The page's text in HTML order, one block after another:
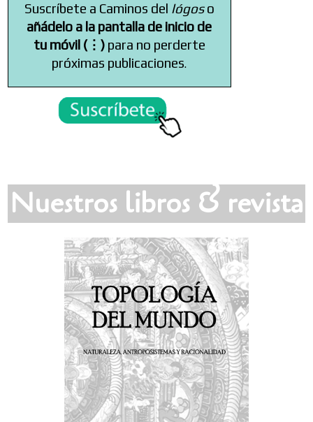
Suscríbete a Caminos del lógos o
añádelo a la pantalla de inicio de
tu móvil (⋮)para no perderte
próximas publicaciones.
Nuestros libros & revista